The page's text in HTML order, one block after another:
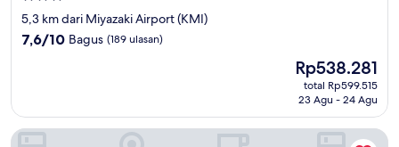
bintang
3.0
5,3 km dari Miyazaki Airport (KMI)
7.6
ulasan)
7,6/10 Bagus (189 ulasan)
Harga
sekarang
Rp538.281
Rp538.281
total Rp599.515
23 Agu - 24 Agu
Tabist Rays Hotel Yakata